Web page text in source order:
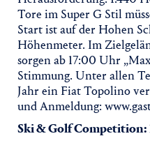
Tore im Super G Stil
Start ist auf der Hohen
Höhenmeter. Im
sorgen ab 17:00 Uhr
Stimmung. Unter allen
Jahr ein Fiat Topolino
und Anmeldung:
Ski & Golf Competition: